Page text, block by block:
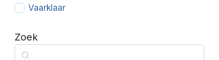
Vaarklaar
Zoek
Zoek